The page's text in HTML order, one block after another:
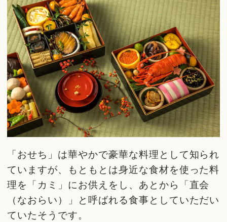
「おせち」は華やかで豪華な料理として知られ
ていますが、もともとは身近な食材を使った料
理を「カミ」にお供えをし、あとから「直会
（なおらい）」と呼ばれる食事としていただい
ていたそうです。